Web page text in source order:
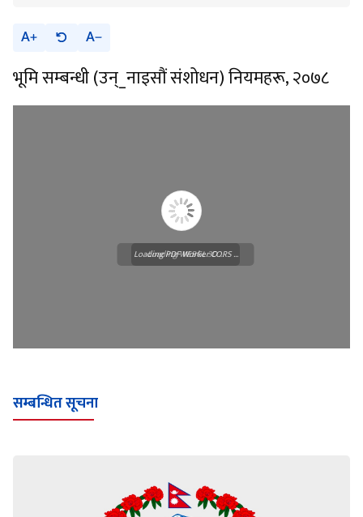
A A
भूमि सम्बन्धी (उन्_नाइसौं संशोधन) नियमहरू, २०७८
Loading WEBGL 3D ...
Loading PDF Worker CORS ...
सम्बन्धित सूचना